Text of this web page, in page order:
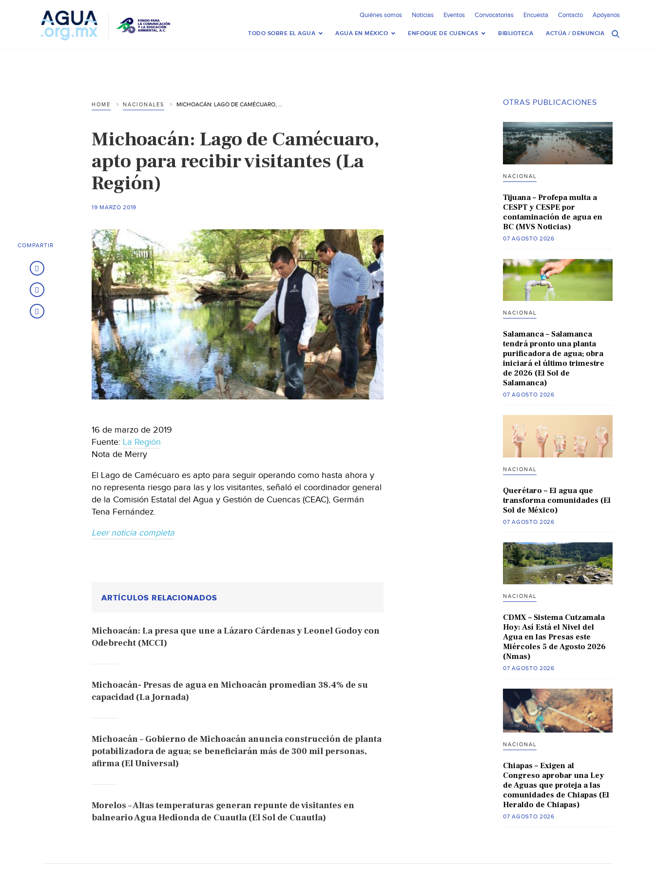
Quiénes somos Noticias Eventos Convocatorias Encuesta Contacto Apóyanos
TODO SOBRE EL AGUA AGUA EN MÉXICO ENFOQUE DE CUENCAS BIBLIOTECA ACTÚA / DENUNCIA
HOME NACIONALES MICHOACÁN: LAGO DE CAMÉCUARO, APTO PARA RECIBIR VISITANTES (LA REGIÓN)
Michoacán: Lago de Camécuaro,
apto para recibir visitantes (La
Región)
19 MARZO 2019
16 de marzo de 2019
Fuente: La Región
Nota de Merry
El Lago de Camécuaro es apto para seguir operando como hasta ahora y
no representa riesgo para las y los visitantes, señaló el coordinador general
de la Comisión Estatal del Agua y Gestión de Cuencas (CEAC), Germán
Tena Fernández.
Leer noticia completa
ARTÍCULOS RELACIONADOS
Michoacán: La presa que une a Lázaro Cárdenas y Leonel Godoy con
Odebrecht (MCCI)
Michoacán- Presas de agua en Michoacán promedian 38.4% de su
capacidad (La Jornada)
Michoacán – Gobierno de Michoacán anuncia construcción de planta
potabilizadora de agua; se beneficiarán más de 300 mil personas,
afirma (El Universal)
Morelos – Altas temperaturas generan repunte de visitantes en
balneario Agua Hedionda de Cuautla (El Sol de Cuautla)
COMPARTIR
OTRAS PUBLICACIONES
NACIONAL
Tijuana – Profepa multa a
CESPT y CESPE por
contaminación de agua en
BC (MVS Noticias)
07 AGOSTO 2026
NACIONAL
Salamanca – Salamanca
tendrá pronto una planta
purificadora de agua; obra
iniciará el último trimestre
de 2026 (El Sol de
Salamanca)
07 AGOSTO 2026
NACIONAL
Querétaro – El agua que
transforma comunidades (El
Sol de México)
07 AGOSTO 2026
NACIONAL
CDMX – Sistema Cutzamala
Hoy: Así Está el Nivel del
Agua en las Presas este
Miércoles 5 de Agosto 2026
(Nmas)
07 AGOSTO 2026
NACIONAL
Chiapas – Exigen al
Congreso aprobar una Ley
de Aguas que proteja a las
comunidades de Chiapas (El
Heraldo de Chiapas)
07 AGOSTO 2026